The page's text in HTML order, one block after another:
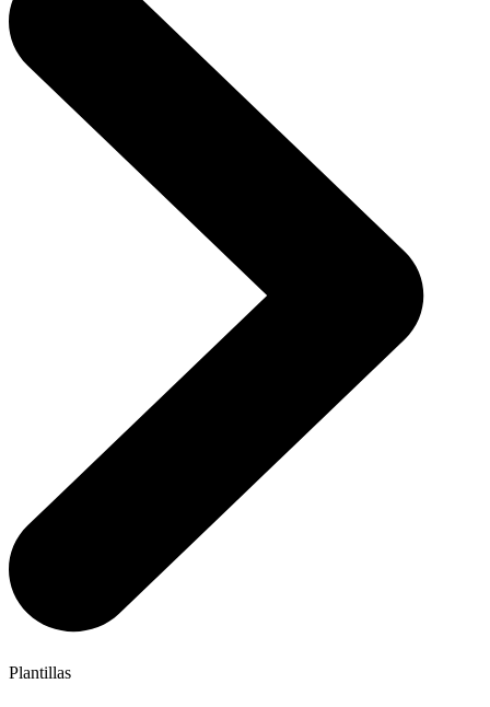
Plantillas